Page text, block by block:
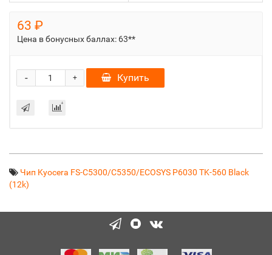
63 ₽
Цена в бонусных баллах: 63**
+
- Купить
Чип Kyocera FS-C5300/C5350/ECOSYS P6030 TK-560 Black
(12k)